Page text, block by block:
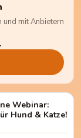
und mit Anbietern
Webinar:
Hund & Katze!